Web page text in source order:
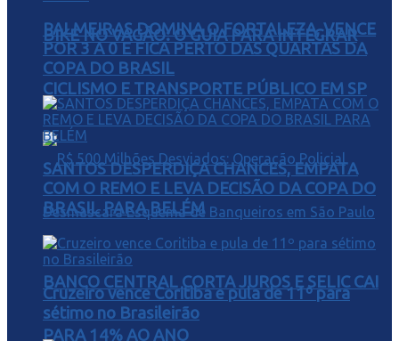
BIKE NO VAGÃO: O GUIA PARA INTEGRAR
CICLISMO E TRANSPORTE PÚBLICO EM SP
BANCO CENTRAL CORTA JUROS E SELIC CAI
PARA 14% AO ANO
PALMEIRAS DOMINA O FORTALEZA, VENCE
POR 3 A 0 E FICA PERTO DAS QUARTAS DA
COPA DO BRASIL
SANTOS DESPERDIÇA CHANCES, EMPATA
COM O REMO E LEVA DECISÃO DA COPA DO
BRASIL PARA BELÉM
Cruzeiro vence Coritiba e pula de 11º para
sétimo no Brasileirão